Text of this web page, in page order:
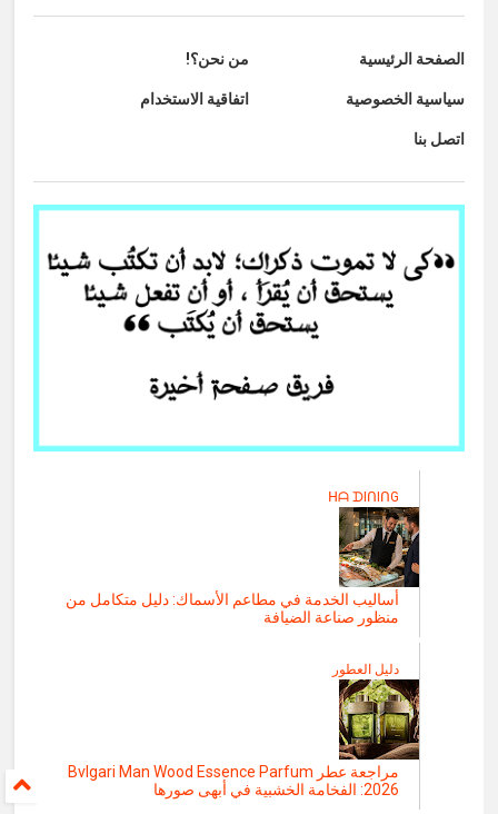
الصفحة الرئيسية من نحن؟!
سياسية الخصوصية اتفاقية الاستخدام
اتصل بنا
ᕼᗩ ᗪIᑎIᑎG
أساليب الخدمة في مطاعم الأسماك: دليل متكامل من
منظور صناعة الضيافة
دليل العطور
مراجعة عطر Bvlgari Man Wood Essence Parfum
2026: الفخامة الخشبية في أبهى صورها